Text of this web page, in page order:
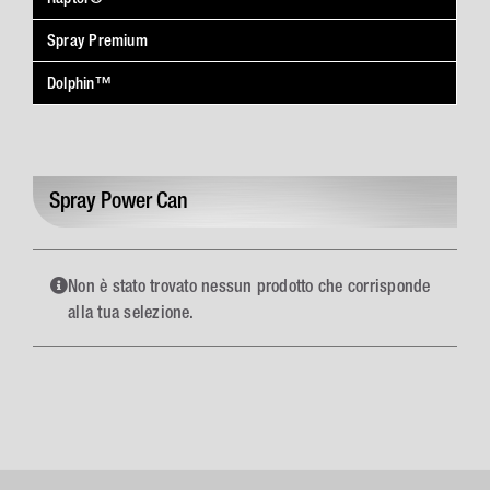
Spray Premium
Dolphin™
Spray Power Can
Non è stato trovato nessun prodotto che corrisponde
alla tua selezione.